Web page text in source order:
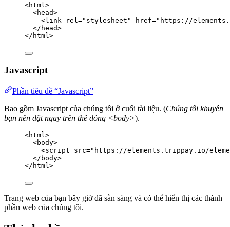
<html >
<head>
<link rel =" stylesheet " href=" https://
</ head>
</ html >
Javascript
Phần tiêu đề “Javascript”
Bao gồm Javascript của chúng tôi ở cuối tài liệu. (Chúng tôi khuyên
bạn nên đặt ngay trên thẻ đóng <body>).
<html >
<body>
<script src=" https://elements.trippay.io/
</ body>
</ html >
Trang web của bạn bây giờ đã sẵn sàng và có thể hiển thị các thành
phần web của chúng tôi.